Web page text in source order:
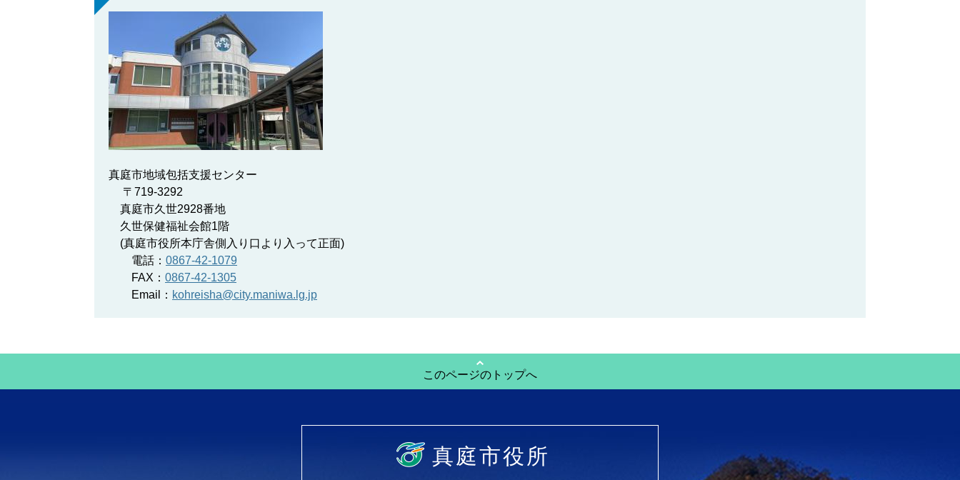
真庭市地域包括支援センター
〒719-3292
真庭市久世2928番地
久世保健福祉会館1階
(真庭市役所本庁舎側入り口より入って正面)
電話： 0867-42-1079
FAX： 0867-42-1305
Email： kohreisha@city.maniwa.lg.jp
このページのトップへ
真庭市役所